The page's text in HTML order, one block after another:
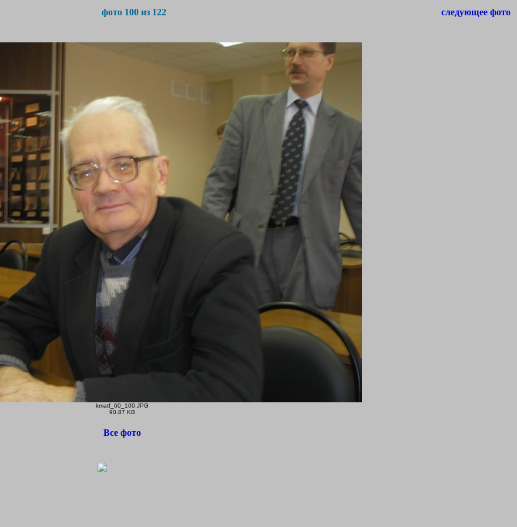
фото 100 из 122 следующее фото
kmatf_60_100.JPG
90.87 KB
Все фото